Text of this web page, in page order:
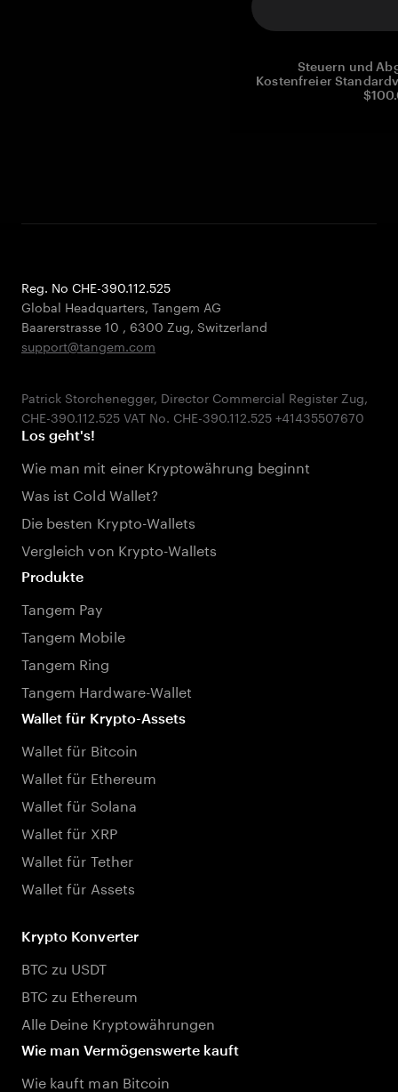
Steuern und
Kostenfreier
Reg. No CHE-390.112.525
Global Headquarters, Tangem AG
Baarerstrasse 10 , 6300 Zug, Switzerland
support@tangem.com
Patrick Storchenegger, Director Commercial Register Zug,
Los geht's!
Wie man mit einer Kryptowährung beginnt
Was ist Cold Wallet?
Die besten Krypto-Wallets
Vergleich von Krypto-Wallets
Produkte
Tangem Pay
Tangem Mobile
Tangem Ring
Tangem Hardware-Wallet
Wallet für Krypto-Assets
Wallet für Bitcoin
Wallet für Ethereum
Wallet für Solana
Wallet für XRP
Wallet für Tether
Wallet für Assets
Krypto Konverter
BTC zu USDT
BTC zu Ethereum
Alle Deine Kryptowährungen
Wie man Vermögenswerte kauft
Wie kauft man Bitcoin